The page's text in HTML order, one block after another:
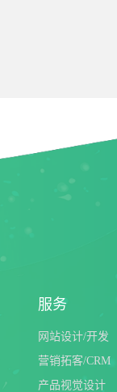
服务
网站设计/开发
营销拓客/CRM
产品视觉设计